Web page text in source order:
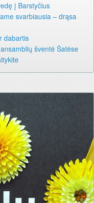
į Barstyčius
svarbiausia – drąsa
dabartis
šventė Šatėse